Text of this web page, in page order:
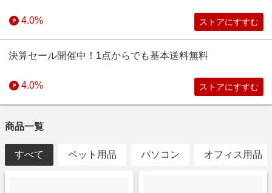
4.0% ストアにすすむ
決算セール開催中！1点からでも基本送料無料
4.0% ストアにすすむ
商品一覧
すべて ペット用品 パソコン オフィス用品